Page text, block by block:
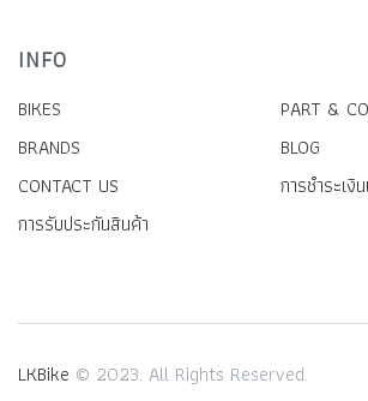
INFO
BIKES
PART &
BRANDS
BLOG
CONTACT US
การชำระเ
การรับประกันสินค้า
LKBike © 2023. All Rights Reserved.